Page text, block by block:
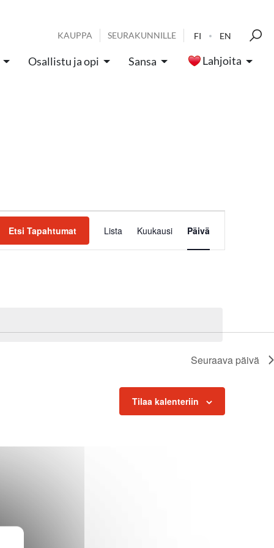
KAUPPA SEURAKUNNILLE FI EN
Osallistu ja opi Sansa Lahjoita
Etsi Tapahtumat
Views
Lista Kuukausi Päivä
Seuraava päivä
Tilaa kalenteriin